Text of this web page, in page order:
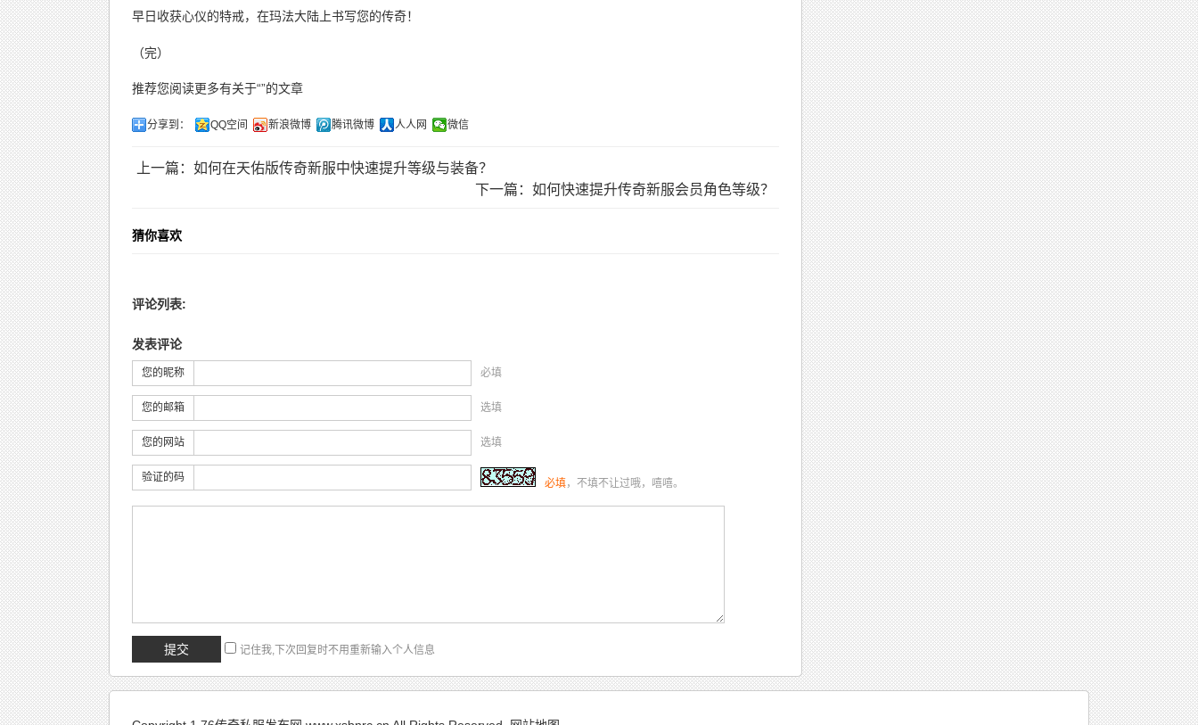
早日收获心仪的特戒，在玛法大陆上书写您的传奇！
（完）
推荐您阅读更多有关于“”的文章
分享到： QQ空间 新浪微博 腾讯微博 人人网 微信
上一篇：如何在天佑版传奇新服中快速提升等级与装备？
下一篇：如何快速提升传奇新服会员角色等级？
猜你喜欢
评论列表:
发表评论
您的昵称 必填
您的邮箱 选填
您的网站 选填
验证的码 必填，不填不让过哦，嘻嘻。
记住我,下次回复时不用重新输入个人信息